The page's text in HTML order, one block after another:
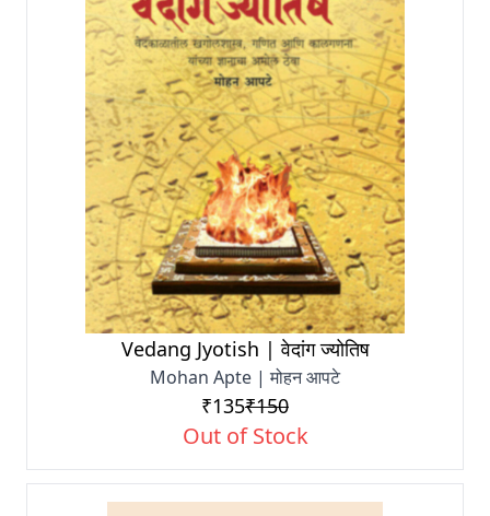
Vedang Jyotish | वेदांग ज्योतिष
Mohan Apte | मोहन आपटे
₹135₹150
Out of Stock